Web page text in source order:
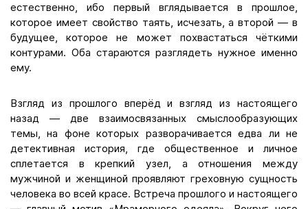
естественно, ибо первый вглядывается в прошлое,
которое имеет свойство таять, исчезать, а второй — в
будущее, которое не может похвастаться чёткими
контурами. Оба стараются разглядеть нужное именно
ему.
Взгляд из прошлого вперёд и взгляд из настоящего
назад — две взаимосвязанных смыслообразующих
темы, на фоне которых разворачивается едва ли не
детективная история, где общественное и личное
сплетается в крепкий узел, а отношения между
мужчиной и женщиной проявляют греховную сущность
человека во всей красе. Встреча прошлого и настоящего